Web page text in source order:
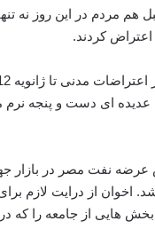
هم مردم در این روز نه
کردند.
ای دست و پنجه نرم
عرضه نفت مصر در بازار
اخوان از درایت لازم
هایی از جامعه را که در